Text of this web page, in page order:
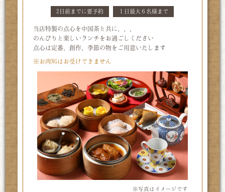
2日前までに要予約 １日最大６名様まで
当店特製の点心を中国茶と共に、、、
のんびりと楽しいランチをお過ごしください
点心は定番、創作、季節の物をご用意いたします
※お肉NGはお受けできません
※写真はイメージです